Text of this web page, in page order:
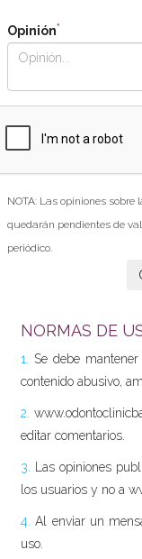
Opinión*
NOTA: Las opiniones
quedarán pendientes de
periódico.
NORMAS DE
1.
Se debe
contenido abusivo,
2.
editar comentarios.
3.
Las opiniones
los usuarios y no a
4. Al enviar un
uso.